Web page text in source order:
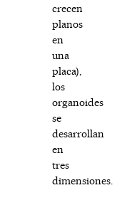
crecen
planos
en
una
placa),
los
organoides
se
desarrollan
en
tres
dimensiones.